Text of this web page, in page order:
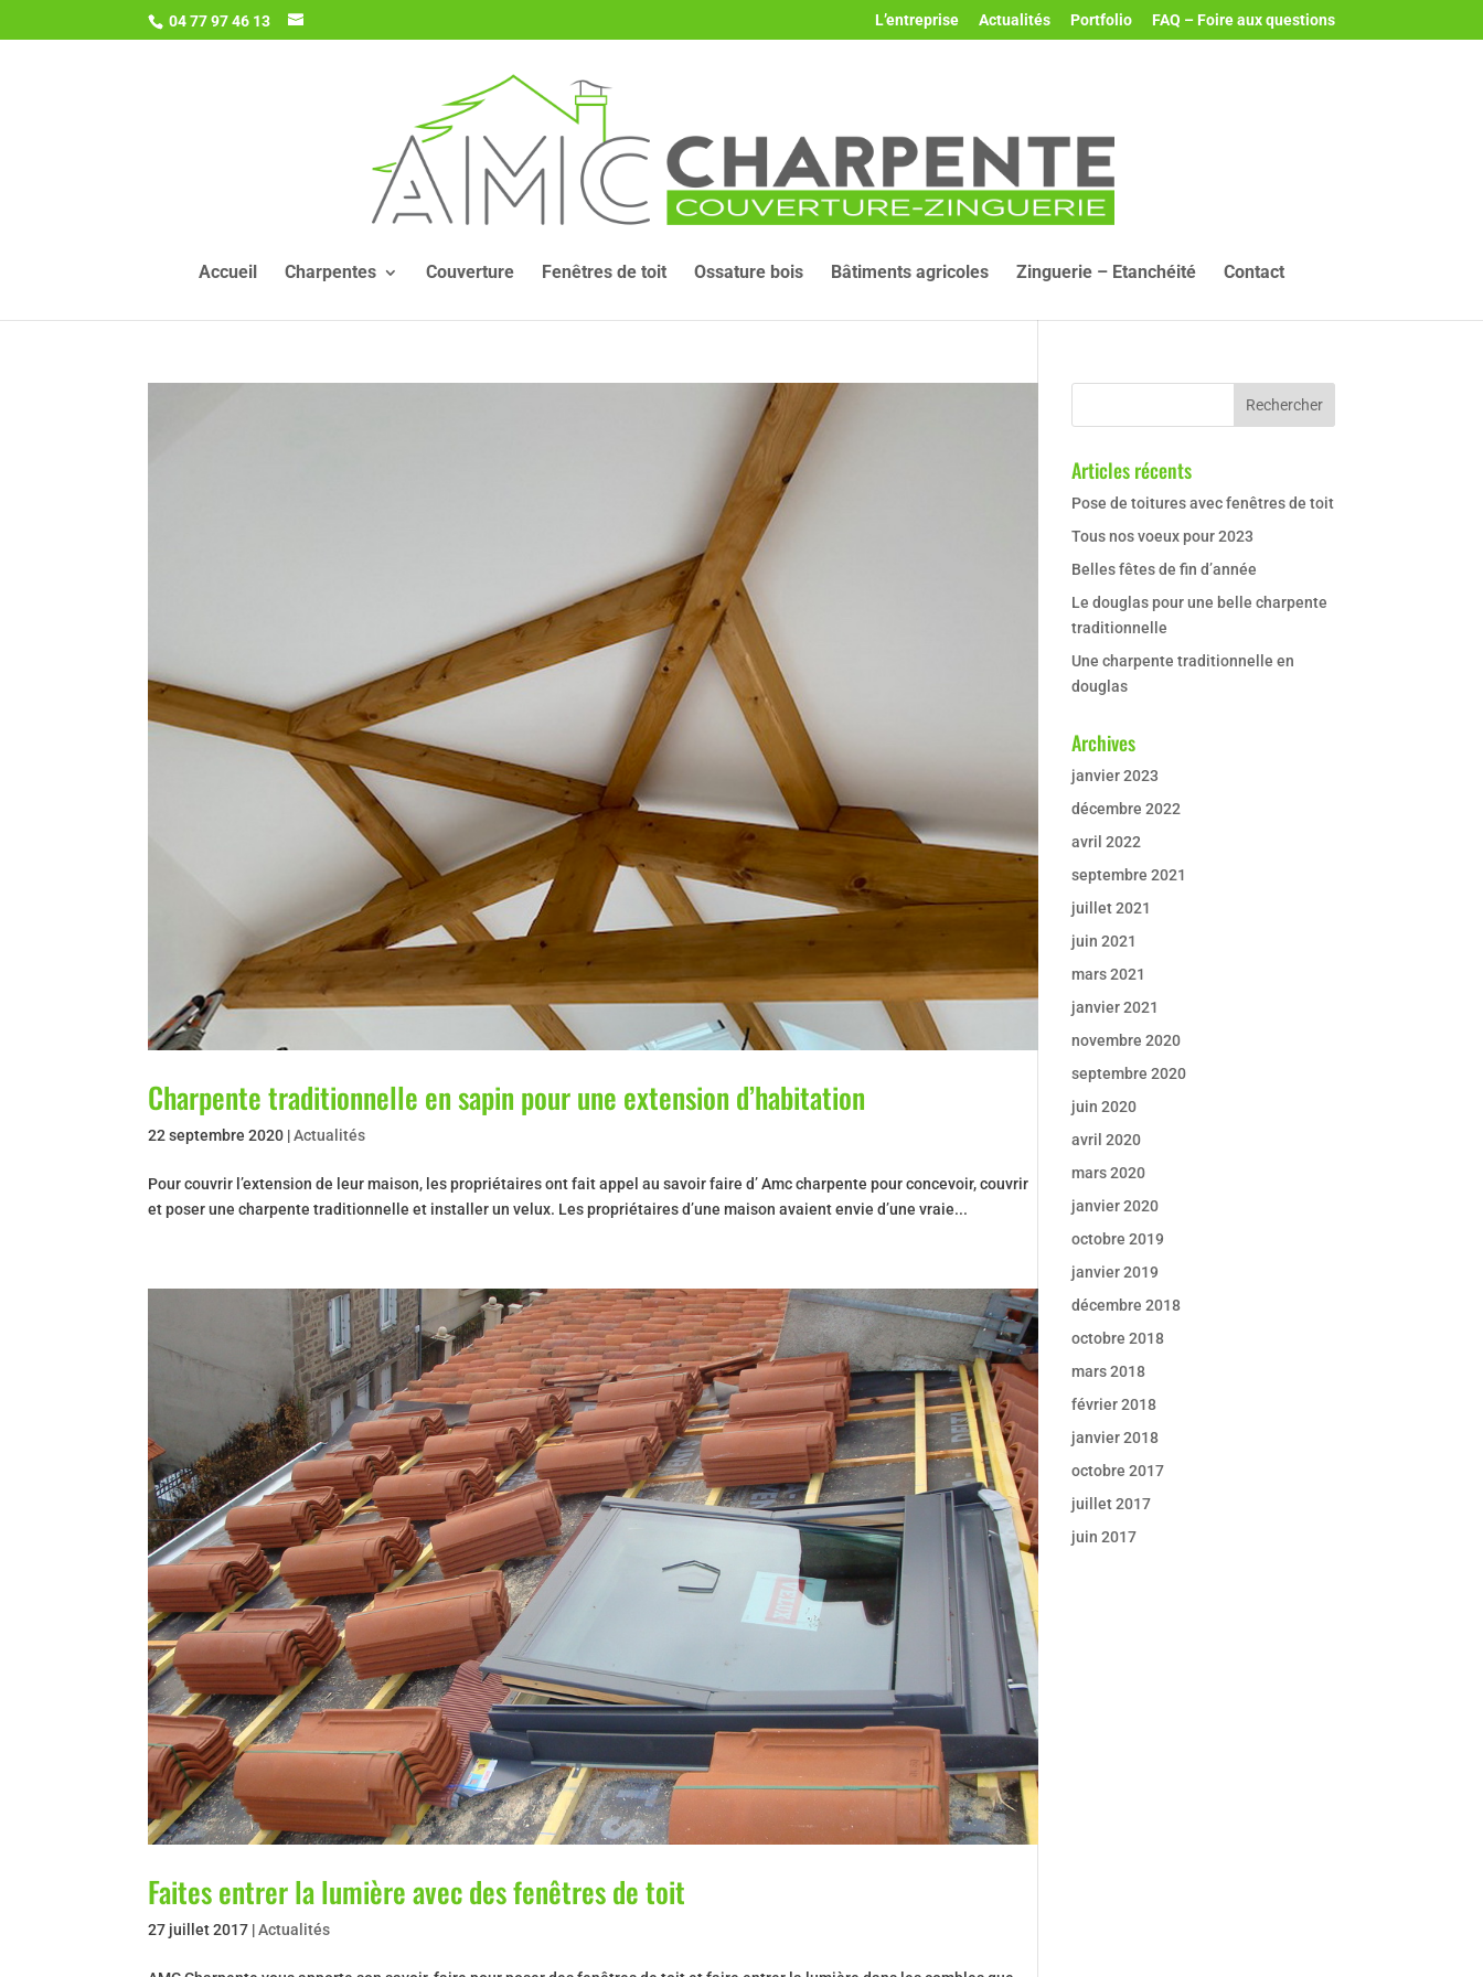
04 77 97 46 13 L’entreprise Actualités Portfolio FAQ – Foire aux questions
Accueil Charpentes Couverture Fenêtres de toit Ossature bois Bâtiments agricoles Zinguerie – Etanchéité Contact
Charpente traditionnelle en sapin pour une extension d’habitation
22 septembre 2020 |Actualités
Pour couvrir l’extension de leur maison, les propriétaires ont fait appel au savoir faire d’ Amc charpente pour concevoir, couvrir
et poser une charpente traditionnelle et installer un velux. Les propriétaires d’une maison avaient envie d’une vraie...
Faites entrer la lumière avec des fenêtres de toit
27 juillet 2017 |Actualités
Articles récents
Pose de toitures avec fenêtres de toit
Tous nos voeux pour 2023
Belles fêtes de fin d’année
Le douglas pour une belle charpente
traditionnelle
Une charpente traditionnelle en
douglas
Archives
janvier 2023
décembre 2022
avril 2022
septembre 2021
juillet 2021
juin 2021
mars 2021
janvier 2021
novembre 2020
septembre 2020
juin 2020
avril 2020
mars 2020
janvier 2020
octobre 2019
janvier 2019
décembre 2018
octobre 2018
mars 2018
février 2018
janvier 2018
octobre 2017
juillet 2017
juin 2017